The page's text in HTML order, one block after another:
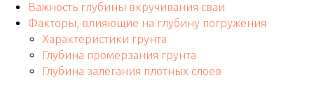
Важность глубины вкручивания сваи
Факторы, влияющие на глубину погружения
Характеристики грунта
Глубина промерзания грунта
Глубина залегания плотных слоев